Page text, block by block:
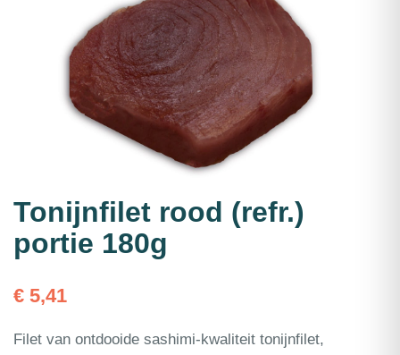
Tonijnfilet rood (refr.)
portie 180g
€ 5,41
Filet van ontdooide sashimi-kwaliteit tonijnfilet,